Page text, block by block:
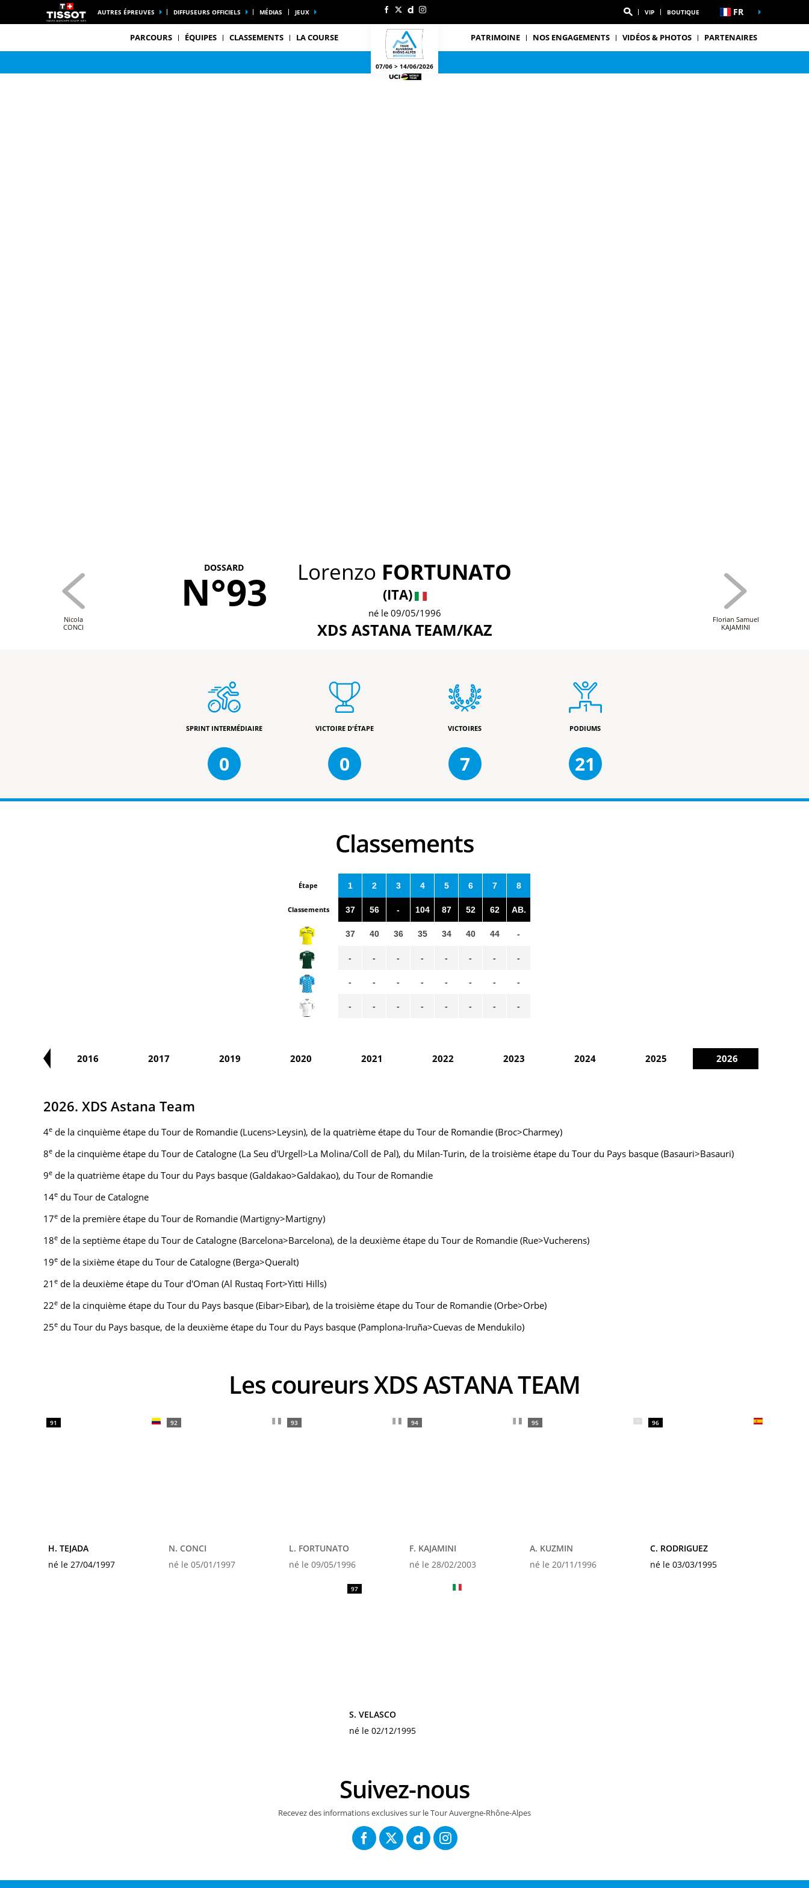
AUTRES ÉPREUVES DIFFUSEURS OFFICIELS MÉDIAS JEUX VIP BOUTIQUE FR
PARCOURS ÉQUIPES CLASSEMENTS LA COURSE
07/06 > 14/06/2026
PATRIMOINE NOS ENGAGEMENTS VIDÉOS & PHOTOS PARTENAIRES
DOSSARD
N°93 Lorenzo FORTUNATO
(ITA)
né le 09/05/1996
XDS ASTANA TEAM/KAZ
Nicola
CONCI
Florian Samuel
KAJAMINI
SPRINT INTERMÉDIAIRE
0
VICTOIRE D'ÉTAPE
0
VICTOIRES
7
PODIUMS
21
Classements
Étape
Classements
1
37
37
-
-
-
2
56
40
-
-
-
3
-
36
-
-
-
4
104
35
-
-
-
5
87
34
-
-
-
6
52
40
-
-
-
7
62
44
-
-
-
8
AB.
-
-
-
-
2016 2017 2019 2020 2021 2022 2023 2024 2025 2026
2026. XDS Astana Team
4e de la cinquième étape du Tour de Romandie (Lucens>Leysin), de la quatrième étape du Tour de Romandie (Broc>Charmey)
8e de la cinquième étape du Tour de Catalogne (La Seu d'Urgell>La Molina/Coll de Pal), du Milan-Turin, de la troisième étape du Tour du Pays basque (Basauri>Basauri)
9e de la quatrième étape du Tour du Pays basque (Galdakao>Galdakao), du Tour de Romandie
14e du Tour de Catalogne
17e de la première étape du Tour de Romandie (Martigny>Martigny)
18e de la septième étape du Tour de Catalogne (Barcelona>Barcelona), de la deuxième étape du Tour de Romandie (Rue>Vucherens)
19e de la sixième étape du Tour de Catalogne (Berga>Queralt)
21 e de la deuxième étape du Tour d'Oman (Al Rustaq Fort>Yitti Hills)
22e de la cinquième étape du Tour du Pays basque (Eibar>Eibar), de la troisième étape du Tour de Romandie (Orbe>Orbe)
25e du Tour du Pays basque, de la deuxième étape du Tour du Pays basque (Pamplona-Iruña>Cuevas de Mendukilo)
Les coureurs XDS ASTANA TEAM
91
H. TEJADA
né le 27/04/1997
92
N. CONCI
né le 05/01/1997
93
L. FORTUNATO
né le 09/05/1996
94
F. KAJAMINI
né le 28/02/2003
95
A. KUZMIN
né le 20/11/1996
96
C. RODRIGUEZ
né le 03/03/1995
97
S. VELASCO
né le 02/12/1995
Suivez-nous
Recevez des informations exclusives sur le Tour Auvergne-Rhône-Alpes